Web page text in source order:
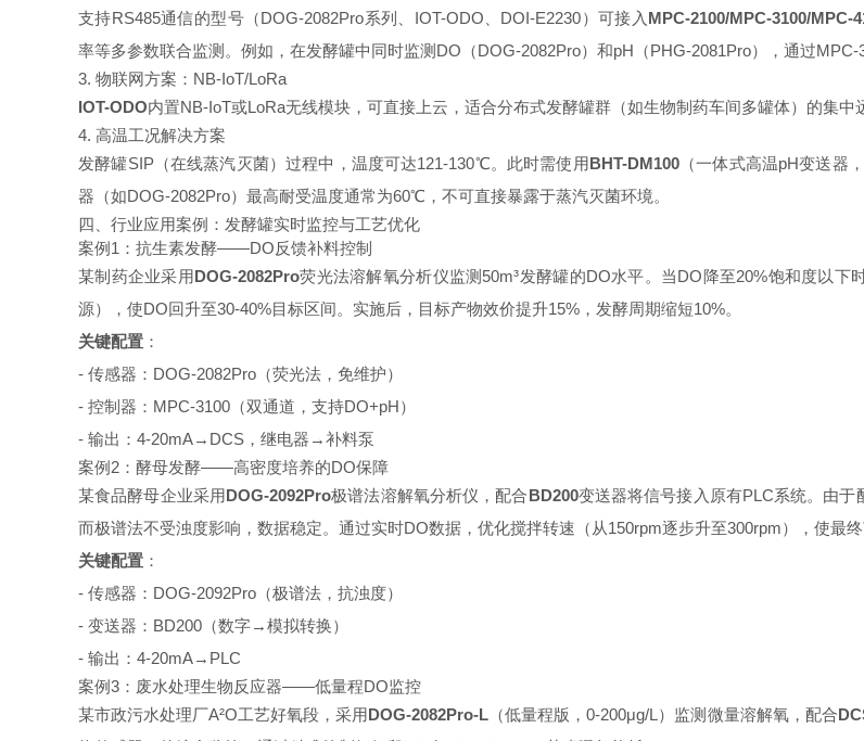
支持RS485通信的型号（DOG-2082Pro系列、IOT-ODO、DOI-E2230）可接入 MPC-2100/MPC-3100/MPC-
率等多参数联合监测。例如，在发酵罐中同时监测DO（DOG-2082Pro）和pH（PHG-2081Pro），通过MPC-
3. 物联网方案：NB-IoT/LoRa
IOT-ODO内置NB-IoT或LoRa无线模块，可直接上云，适合分布式发酵罐群（如生物制药车间多罐体）的集中
4. 高温工况解决方案
发酵罐SIP（在线蒸汽灭菌）过程中，温度可达121-130℃。此时需使用BHT-DM100（一体式高温pH变送器
器（如DOG-2082Pro）最高耐受温度通常为60℃，不可直接暴露于蒸汽灭菌环境。
四、行业应用案例：发酵罐实时监控与工艺优化
案例1：抗生素发酵——DO反馈补料控制
某制药企业采用DOG-2082Pro荧光法溶解氧分析仪监测50m³发酵罐的DO水平。当DO降至20%饱和度以下
源），使DO回升至30-40%目标区间。实施后，目标产物效价提升15%，发酵周期缩短10%。
关键配置 ：
- 传感器：DOG-2082Pro（荧光法，免维护）
- 控制器：MPC-3100（双通道，支持DO+pH）
- 输出：4-20mA→DCS，继电器→补料泵
案例2：酵母发酵——高密度培养的DO保障
某食品酵母企业采用DOG-2092Pro极谱法溶解氧分析仪，配合BD200变送器将信号接入原有PLC系统。由于
而极谱法不受浊度影响，数据稳定。通过实时DO数据，优化搅拌转速（从150rpm逐步升至300rpm），使最终
关键配置 ：
- 传感器：DOG-2092Pro（极谱法，抗浊度）
- 变送器：BD200（数字→模拟转换）
- 输出：4-20mA→PLC
案例3：废水处理生物反应器——低量程DO监控
某市政污水处理厂A²O工艺好氧段，采用DOG-2082Pro-L （低量程版，0-200μg/L）监测微量溶解氧，配合